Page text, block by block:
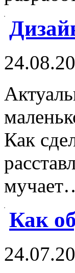
Как
Как